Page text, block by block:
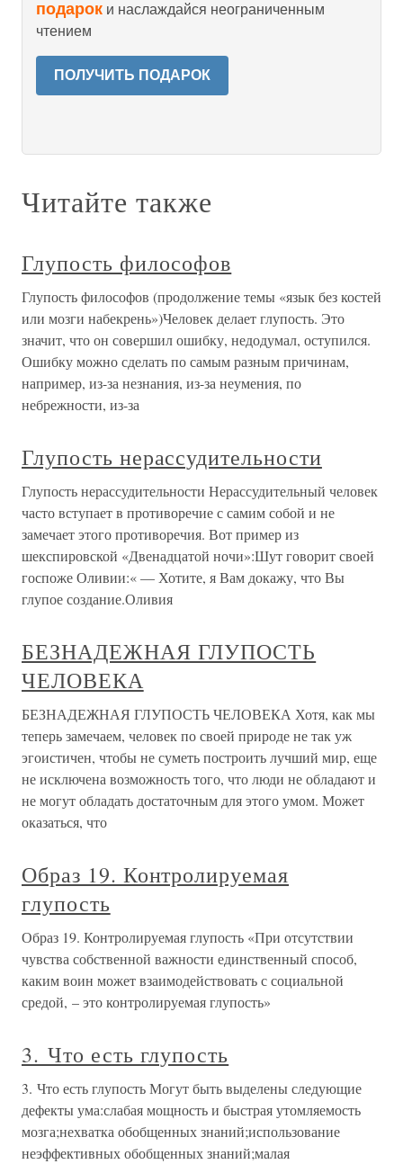
подарок и наслаждайся неограниченным
чтением
ПОЛУЧИТЬ ПОДАРОК
Читайте также
Глупость философов
Глупость философов (продолжение темы «язык без костей
или мозги набекрень»)Человек делает глупость. Это
значит, что он совершил ошибку, недодумал, оступился.
Ошибку можно сделать по самым разным причинам,
например, из-за незнания, из-за неумения, по
небрежности, из-за
Глупость нерассудительности
Глупость нерассудительности Нерассудительный человек
часто вступает в противоречие с самим собой и не
замечает этого противоречия. Вот пример из
шекспировской «Двенадцатой ночи»:Шут говорит своей
госпоже Оливии:« — Хотите, я Вам докажу, что Вы
глупое создание.Оливия
БЕЗНАДЕЖНАЯ ГЛУПОСТЬ
ЧЕЛОВЕКА
БЕЗНАДЕЖНАЯ ГЛУПОСТЬ ЧЕЛОВЕКА Хотя, как мы
теперь замечаем, человек по своей природе не так уж
эгоистичен, чтобы не суметь построить лучший мир, еще
не исключена возможность того, что люди не обладают и
не могут обладать достаточным для этого умом. Может
оказаться, что
Образ 19. Контролируемая
глупость
Образ 19. Контролируемая глупость «При отсутствии
чувства собственной важности единственный способ,
каким воин может взаимодействовать с социальной
средой, – это контролируемая глупость»
3. Что есть глупость
3. Что есть глупость Могут быть выделены следующие
дефекты ума:слабая мощность и быстрая утомляемость
мозга;нехватка обобщенных знаний;использование
неэффективных обобщенных знаний;малая